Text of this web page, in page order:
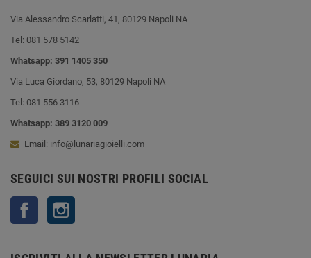
Via Alessandro Scarlatti, 41, 80129 Napoli NA
Tel: 081 578 5142
Whatsapp: 391 1405 350
Via Luca Giordano, 53, 80129 Napoli NA
Tel: 081 556 3116
Whatsapp: 389 3120 009
Email: info@lunariagioielli.com
SEGUICI SUI NOSTRI PROFILI SOCIAL
Facebook